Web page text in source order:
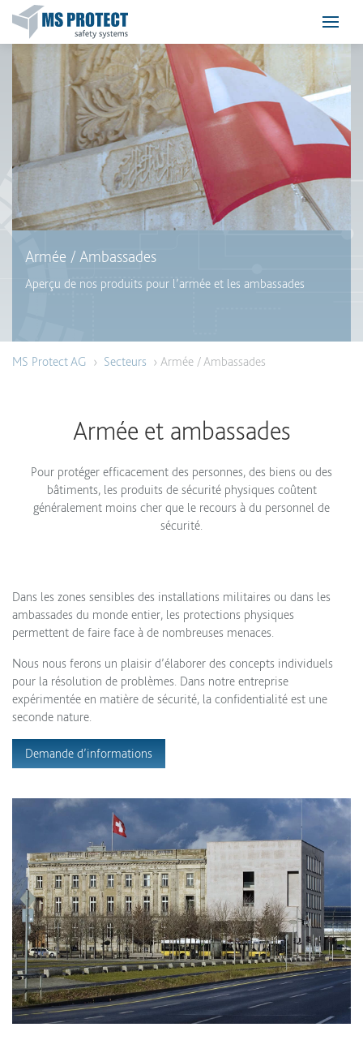
Armée / Ambassades
Aperçu de nos produits pour l’armée et les ambassades
MS Protect AG › Secteurs › Armée / Ambassades
Armée et ambassades
Pour protéger efficacement des personnes, des biens ou des
bâtiments, les produits de sécurité physiques coûtent
généralement moins cher que le recours à du personnel de
sécurité.
Dans les zones sensibles des installations militaires ou dans les
ambassades du monde entier, les protections physiques
permettent de faire face à de nombreuses menaces.
Nous nous ferons un plaisir d’élaborer des concepts individuels
pour la résolution de problèmes. Dans notre entreprise
expérimentée en matière de sécurité, la confidentialité est une
seconde nature.
Demande d’informations